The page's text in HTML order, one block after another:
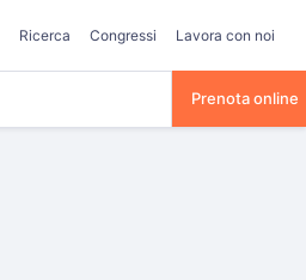
Ricerca Congressi Lavora con noi
Prenota online